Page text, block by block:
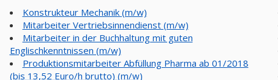
Konstrukteur Mechanik (m/w)
Mitarbeiter Vertriebsinnendienst (m/w)
Mitarbeiter in der Buchhaltung mit guten
Englischkenntnissen (m/w)
Produktionsmitarbeiter Abfüllung Pharma ab 01/2018
(bis 13,52 Euro/h brutto) (m/w)